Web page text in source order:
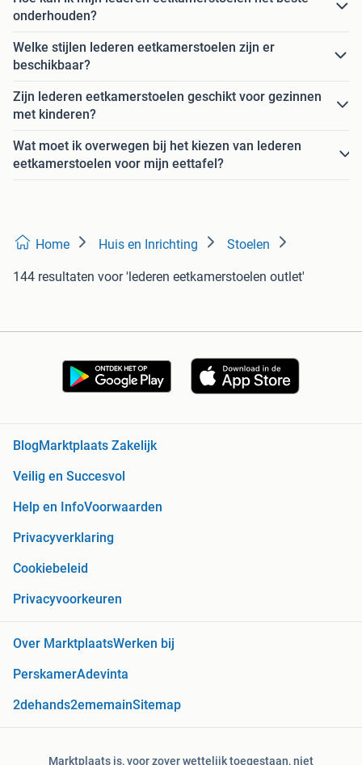
onderhouden?
Welke stijlen lederen eetkamerstoelen zijn er
beschikbaar?
Zijn lederen eetkamerstoelen geschikt voor gezinnen
met kinderen?
Wat moet ik overwegen bij het kiezen van lederen
eetkamerstoelen voor mijn eettafel?
Home Huis en Inrichting Stoelen
144 resultaten voor 'lederen eetkamerstoelen outlet'
BlogMarktplaats Zakelijk
Veilig en Succesvol
Help en InfoVoorwaarden
Privacyverklaring
Cookiebeleid
Privacyvoorkeuren
Over MarktplaatsWerken bij
PerskamerAdevinta
2dehands2ememainSitemap
Marktplaats is, voor zover wettelijk toegestaan, niet